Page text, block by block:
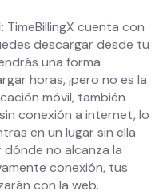
TimeBillingX cuenta con
descargar desde tu
una forma
horas, ¡pero no es la
móvil, también
conexión a internet, lo
en un lugar sin ella
dónde no alcanza la
conexión, tus
con la web.